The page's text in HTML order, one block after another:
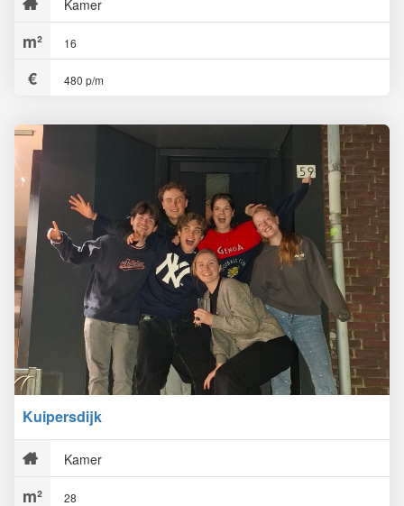
Kamer
16
480 p/m
Kuipersdijk
Kamer
28